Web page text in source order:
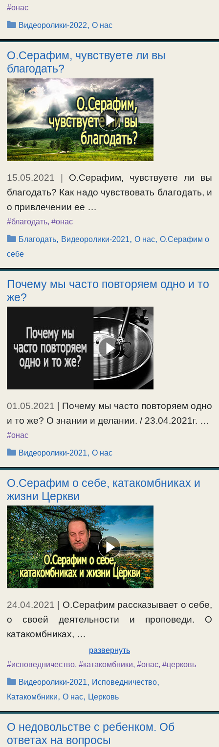
#онас
Рубрики
Видеоролики-2022,О нас
О.Серафим, чувствуете ли вы
благодать?
15.05.2021 | О.Серафим, чувствуете ли вы
благодать? Как надо чувствовать благодать, и
о привлечении ее …
#благодать, #онас
Рубрики
Благодать, Видеоролики-2021,О нас,О.Серафим о
себе
Почему мы часто повторяем одно и то
же?
01.05.2021 | Почему мы часто повторяем одно
и то же? О знании и делании. / 23.04.2021г. …
#онас
Рубрики
Видеоролики-2021,О нас
О.Серафим о себе, катакомбниках и
жизни Церкви
24.04.2021
О.Серафим рассказывает о себе,
о своей деятельности и проповеди. О
катакомбниках, …
развернуть
#исповедничество, #катакомбники, #онас, #церковь
Рубрики
Видеоролики-2021, Исповедничество,
Катакомбники, О нас, Церковь
О недовольстве с ребенком. Об
ответах на вопросы